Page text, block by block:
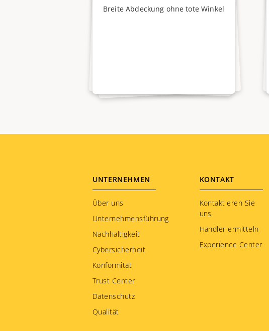
Breite Abdeckung ohne tote Winkel
Footer
menu
UNTERNEHMEN
Über uns
Unternehmensführung
Nachhaltigkeit
Cybersicherheit
Konformität
Trust Center
Datenschutz
Qualität
KONTAKT
Kontaktieren Sie
uns
Händler ermitteln
Experience Center